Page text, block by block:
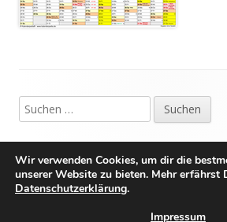
Inhalt
Suchen
nach:
IMPRESSUM
DATENSCHUTZ
Wir verwenden Cookies, um dir die
unserer Website zu bieten. Mehr erfährst
Datenschutzerklärung.
Impressum